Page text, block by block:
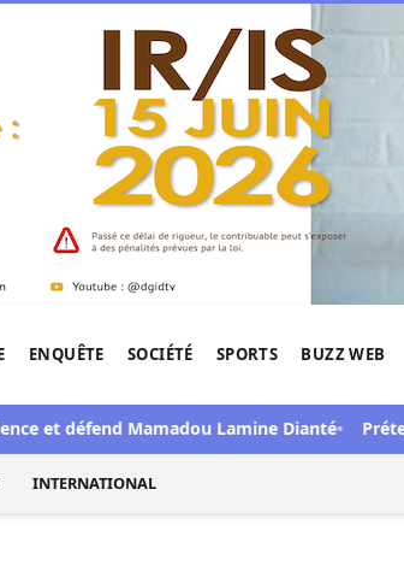
de l'Afrique.
ENQUÊTE SOCIÉTÉ SPORTS BUZZ WEB
Mamadou Lamine Dianté Prétendu
INTERNATIONAL